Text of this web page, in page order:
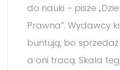
do nauki – pisze
Prawna”. Wydawcy
buntują, bo
a oni tracą. Skala